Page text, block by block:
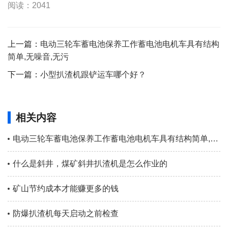
阅读：2041
上一篇： 电动三轮车蓄电池保养工作蓄电池电机车具有结构
简单,无噪音,无污
下一篇： 小型扒渣机跟铲运车哪个好？
相关内容
电动三轮车蓄电池保养工作蓄电池电机车具有结构简单,无噪音,无污
什么是斜井，煤矿斜井扒渣机是怎么作业的
矿山节约成本才能赚更多的钱
防爆扒渣机每天启动之前检查